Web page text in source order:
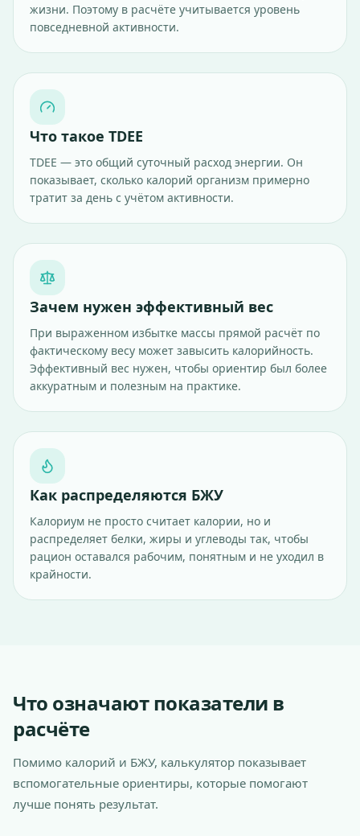
жизни. Поэтому в расчёте учитывается уровень
повседневной активности.
Что такое TDEE
TDEE — это общий суточный расход энергии. Он
показывает, сколько калорий организм примерно
тратит за день с учётом активности.
Зачем нужен эффективный вес
При выраженном избытке массы прямой расчёт по
фактическому весу может завысить калорийность.
Эффективный вес нужен, чтобы ориентир был более
аккуратным и полезным на практике.
Как распределяются БЖУ
Калориум не просто считает калории, но и
распределяет белки, жиры и углеводы так, чтобы
рацион оставался рабочим, понятным и не уходил в
крайности.
Что означают показатели в
расчёте
Помимо калорий и БЖУ, калькулятор показывает
вспомогательные ориентиры, которые помогают
лучше понять результат.